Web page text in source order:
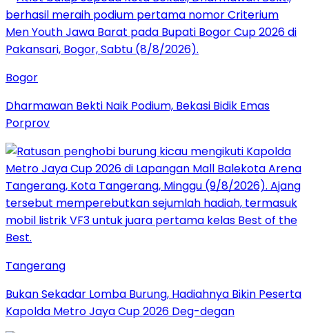
Bogor
Dharmawan Bekti Naik Podium, Bekasi Bidik Emas
Porprov
Tangerang
Bukan Sekadar Lomba Burung, Hadiahnya Bikin Peserta
Kapolda Metro Jaya Cup 2026 Deg-degan